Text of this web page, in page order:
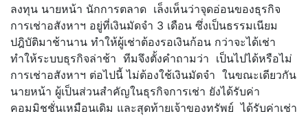
ลงทุน นายหน้า นักการตลาด เล็งเห็นว่าจุดอ่อนของธุรกิจ
การเช่าอสังหาฯ อยู่ที่เงินมัดจำ 3 เดือน ซึ่งเป็นธรรมเนียม
ปฎิบัติมาช้านาน ทำให้ผู้เช่าต้องรอเงินก้อน กว่าจะได้เช่า
ทำให้ระบบธุรกิจล่าช้า ทีมจึงตั้งคำถามว่า เป็นไปได้หรือไม่
การเช่าอสังหาฯ ต่อไปนี้ ไม่ต้องใช้เงินมัดจำ ในขณะเดียวกัน
นายหน้า ผู้เป็นส่วนสำคัญในธุรกิจการเช่า ยังได้รับค่า
คอมมิชชั่นเหมือนเดิม และสุดท้ายเจ้าของทรัพย์ ได้รับค่าเช่า